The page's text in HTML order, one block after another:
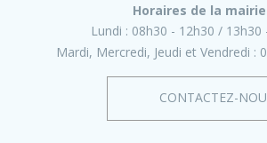
Horaires de la mairie
Lundi : 08h30 - 12h30
13h30
Mardi, Mercredi, Jeudi et Vendredi :
CONTACTEZ-